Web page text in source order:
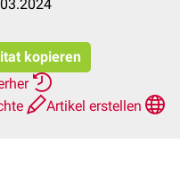
kopieren
Artikel erstellen